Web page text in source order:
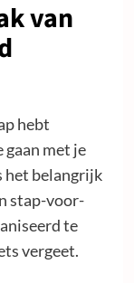
van
hebt
gaan met je
het belangrijk
stap-voor-
te
vergeet.